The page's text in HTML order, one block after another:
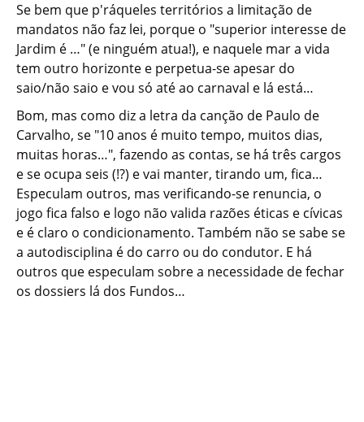
Se bem que p'ráqueles territórios a limitação de
mandatos não faz lei, porque o "superior interesse de
Jardim é …" (e ninguém atua!), e naquele mar a vida
tem outro horizonte e perpetua-se apesar do
saio/não saio e vou só até ao carnaval e lá está…
Bom, mas como diz a letra da canção de Paulo de
Carvalho, se "10 anos é muito tempo, muitos dias,
muitas horas…", fazendo as contas, se há três cargos
e se ocupa seis (!?) e vai manter, tirando um, fica…
Especulam outros, mas verificando-se renuncia, o
jogo fica falso e logo não valida razões éticas e cívicas
e é claro o condicionamento. Também não se sabe se
a autodisciplina é do carro ou do condutor. E há
outros que especulam sobre a necessidade de fechar
os dossiers lá dos Fundos…